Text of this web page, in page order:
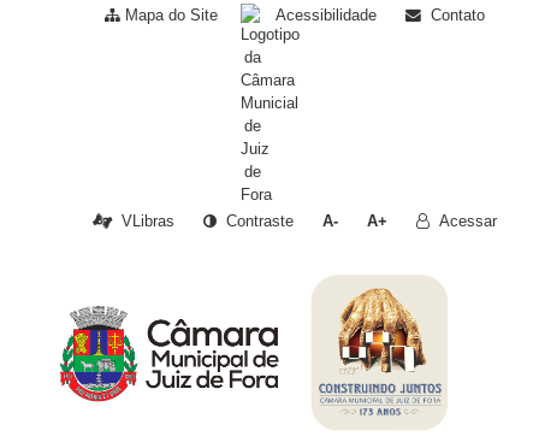
Mapa do Site Acessibilidade Contato
VLibras Contraste A- A+ Acessar